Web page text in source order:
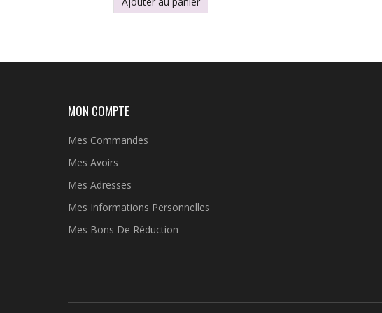
MON COMPTE
Mes Commandes
Mes Avoirs
Mes Adresses
Mes Informations Personnelles
Mes Bons De Réduction